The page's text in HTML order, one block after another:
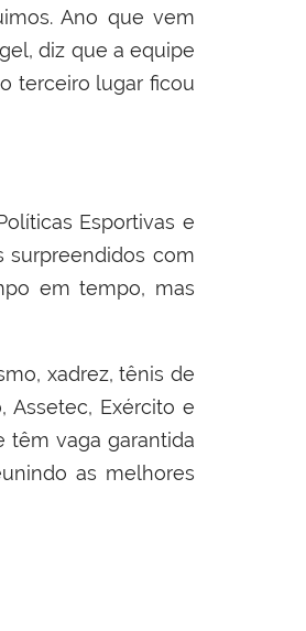
Ano que vem
diz que a equipe
terceiro lugar ficou
Esportivas e
surpreendidos com
em tempo, mas
xadrez, tênis de
Assetec, Exército e
têm vaga garantida
as melhores